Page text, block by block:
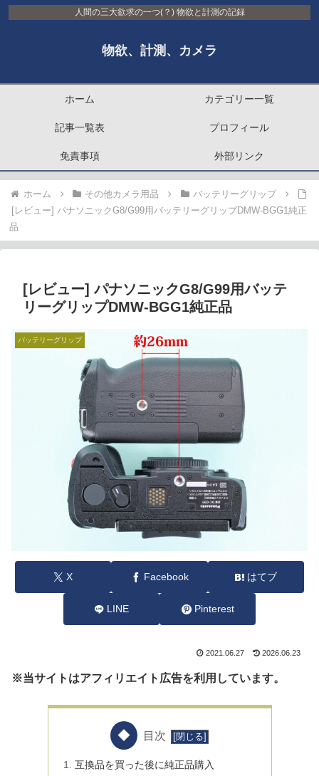
人間の三大欲求の一つ(？) 物欲と計測の記録
物欲、計測、カメラ
ホーム カテゴリー一覧
記事一覧表 プロフィール
免責事項 外部リンク
ホーム その他カメラ用品
バッテリーグリップ
[レビュー] パナソニックG8/G99用バッテリーグリップDMW-BGG1純正
品
[レビュー] パナソニックG8/G99用バッテ
リーグリップDMW-BGG1純正品
バッテリーグリップ
X Facebook はてブ
LINE Pinterest
2021.06.27 2026.06.23
※当サイトはアフィリエイト広告を利用しています。
目次
互換品を買った後に純正品購入